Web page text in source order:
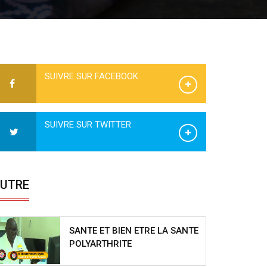
SUIVRE SUR FACEBOOK
SUIVRE SUR TWITTER
SANTE ET BIEN ETRE LA SANTE
POLYARTHRITE